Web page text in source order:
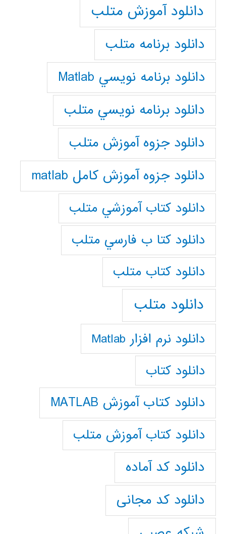
دانلود آموزش متلب
دانلود برنامه متلب
دانلود برنامه نويسي Matlab
دانلود برنامه نويسي متلب
دانلود جزوه آموزش متلب
دانلود جزوه آموزش کامل matlab
دانلود كتاب آموزشي متلب
دانلود كتا ب فارسي متلب
دانلود كتاب متلب
دانلود متلب
دانلود نرم افزار Matlab
دانلود کتاب
دانلود کتاب آموزش MATLAB
دانلود کتاب آموزش متلب
دانلود کد آماده
دانلود کد مجانی